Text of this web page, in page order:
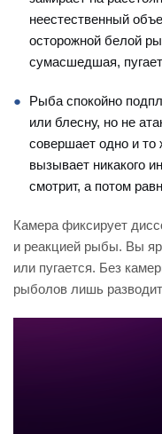
неестественный
осторожной белой
сумасшедшая, пугает
Рыба спокойно
или блесну, но не
совершает одно и то
вызывает никакого
смотрит, а потом
Камера фиксирует
и реакцией рыбы. Вы
или пугается. Без
рыболов лишь